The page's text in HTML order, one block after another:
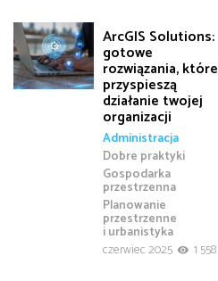
ArcGIS Solutions:
gotowe
rozwiązania, które
przyspieszą
działanie twojej
organizacji
Administracja
Dobre praktyki
Gospodarka
przestrzenna
Planowanie
przestrzenne
i urbanistyka
czerwiec 2025
1 558